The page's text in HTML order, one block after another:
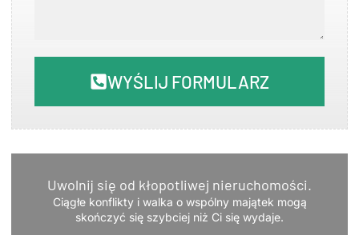
WYŚLIJ FORMULARZ
Uwolnij się od kłopotliwej nieruchomości.
Ciągłe konflikty i walka o wspólny majątek mogą
skończyć się szybciej niż Ci się wydaje.